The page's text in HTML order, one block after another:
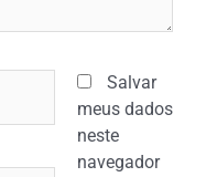
Salvar
meus dados
neste
navegador